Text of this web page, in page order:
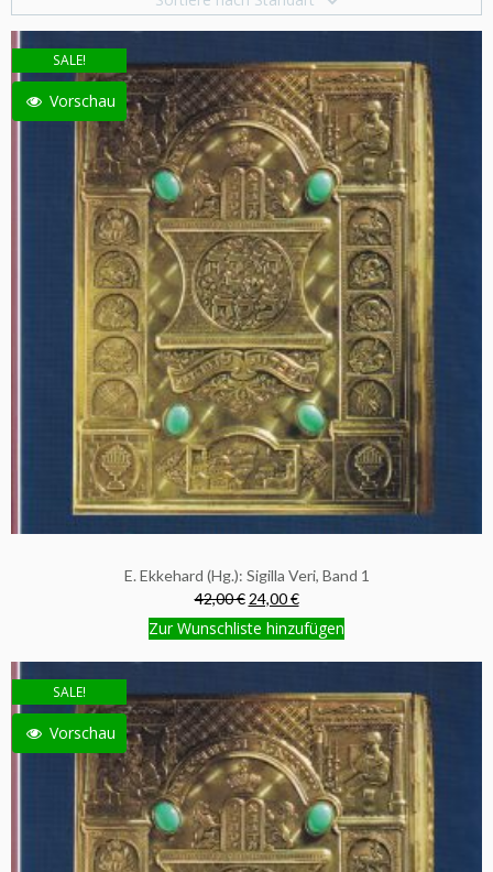
SALE!
Vorschau
E. Ekkehard (Hg.): Sigilla Veri, Band 1
42,00 € 24,00 €
Zur Wunschliste hinzufügen
SALE!
Vorschau